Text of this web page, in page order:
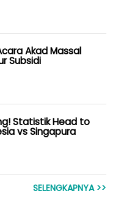
Akad Massal
Subsidi
Statistik Head to
vs Singapura
SELENGKAPNYA >>